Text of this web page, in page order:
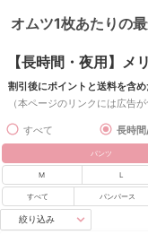
オムツ1枚あたりの
【長時間・夜用】メ
割引後にポイントと送料を含
（本ページのリンクには広告が
すべて 長時
パンツ
M L
すべて パンパース
絞り込み